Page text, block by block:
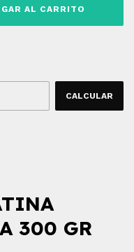
CALCULAR
300 GR